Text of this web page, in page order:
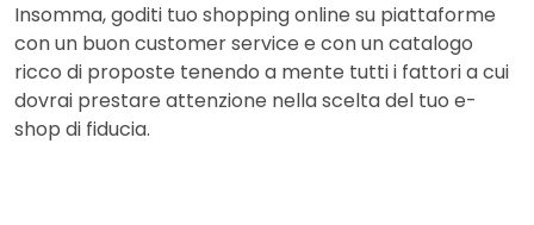
Insomma, goditi tuo shopping online su piattaforme
con un buon customer service e con un catalogo
ricco di proposte tenendo a mente tutti i fattori a cui
dovrai prestare attenzione nella scelta del tuo e-
shop di fiducia.